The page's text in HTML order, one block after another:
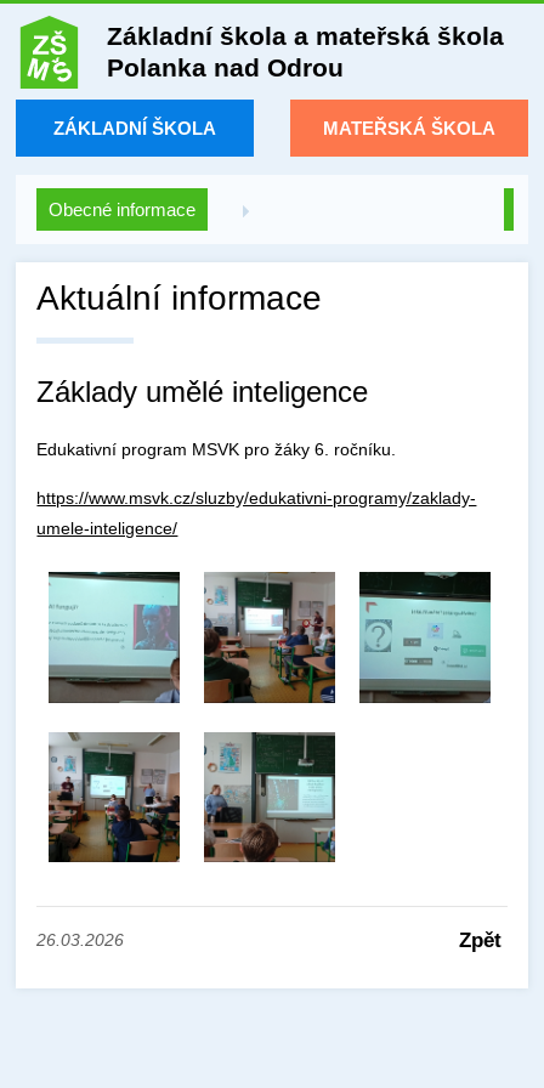
Základní škola a mateřská škola
Polanka nad Odrou
ZÁKLADNÍ ŠKOLA MATEŘSKÁ ŠKOLA
Obecné informace
Aktuální informace
Základy umělé inteligence
Edukativní program MSVK pro žáky 6. ročníku.
https://www.msvk.cz/sluzby/edukativni-programy/zaklady-
umele-inteligence/
26.03.2026 Zpět